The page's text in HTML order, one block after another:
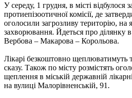
У середу, 1 грудня, в місті відбулося
протиепізоотичної комісії, де
оголосили загрозливу територію, на
захворювання. Йдеться про ділянку
Вербова – Макарова – Корольова.
Лікарі безкоштовно щеплюватимуть
сказу. Також по місту розмістять
щеплення в міській державній
на вулиці Малорівненській, 91.